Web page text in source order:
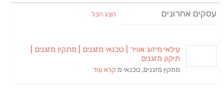
עסקים אחרונים הצג הכל
עילאי מיזוג אוויר | טכנאי מזגנים | מתקין מזגנים |
תיקון מזגנים
מתקין מזגנים, טכנאי מ קרא עוד